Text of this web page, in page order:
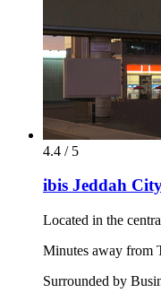
4.4 / 5
ibis Jeddah
Located in the
Minutes away from
Surrounded by